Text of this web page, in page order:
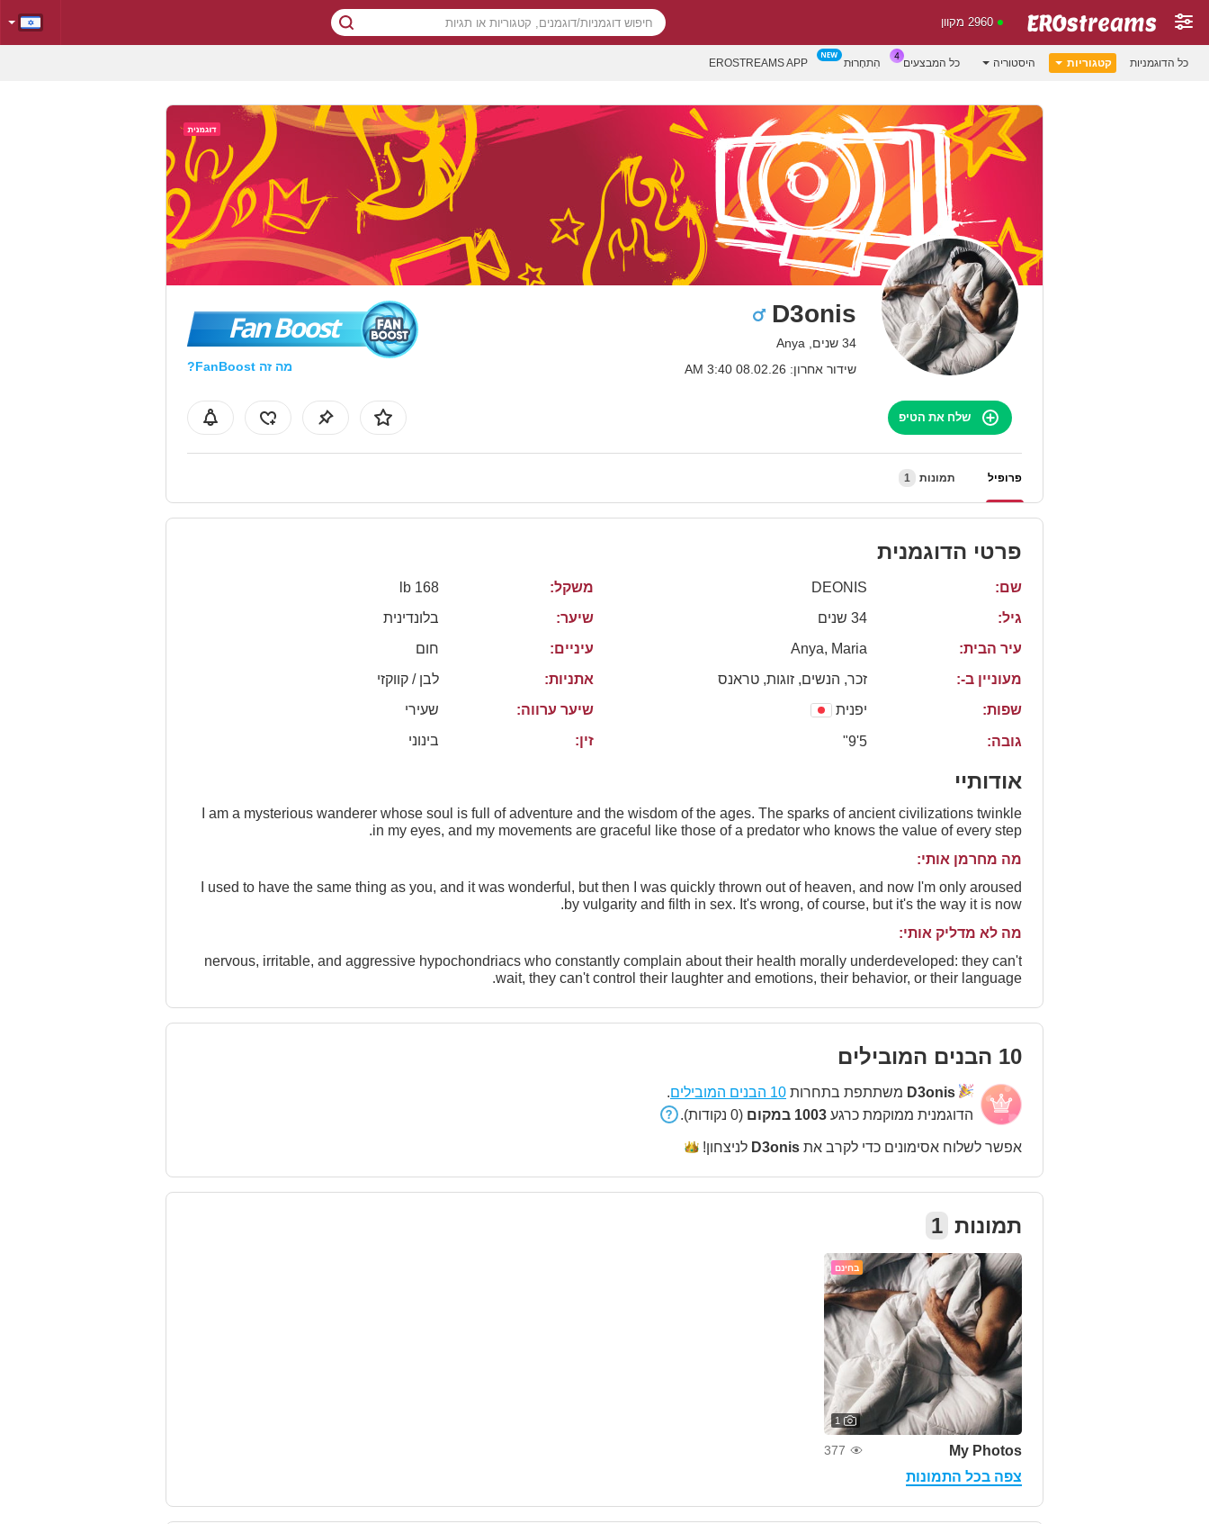
2960 מקוון
כל הדוגמניות קטגוריות היסטוריה כל המבצעים הִתחָרוּת EROSTREAMS APP
D3onis
34 שנים, Anya
שידור אחרון: 08.02.26 3:40 AM
Fan Boost
מה זה FanBoost?
שלח את הטיפ
פרופיל תמונות 1
פרטי הדוגמנית
שם:
DEONIS
גיל:
34 שנים
עיר הבית:
Anya, Maria
מעוניין ב-:
זכר, הנשים, זוגות, טראנס
שפות:
יפנית
גובה: 5'9"
משקל:
168 lb
שיער:
בלונדינית
עיניים:
חום
אתניות:
לבן / קווקזי
שיער ערווה:
שעירי
זין:
בינוני
אודותיי
I am a mysterious wanderer whose soul is full of adventure and the wisdom of the ages. The sparks of ancient civilizations twinkle
in my eyes, and my movements are graceful like those of a predator who knows the value of every step.
מה מחרמן אותי:
I used to have the same thing as you, and it was wonderful, but then I was quickly thrown out of heaven, and now I'm only aroused
by vulgarity and filth in sex. It's wrong, of course, but it's the way it is now.
מה לא מדליק אותי:
nervous, irritable, and aggressive hypochondriacs who constantly complain about their health morally underdeveloped: they can't
wait, they can't control their laughter and emotions, their behavior, or their language.
10 הבנים המובילים
D3onis משתתפת בתחרות 10 הבנים המובילים
.
הדוגמנית ממוקמת כרגע 1003 במקום (0 נקודות).
אפשר לשלוח אסימונים כדי לקרב את D3onis לניצחון!
תמונות 1
בחינם
1
My Photos
377
צפה בכל התמונות